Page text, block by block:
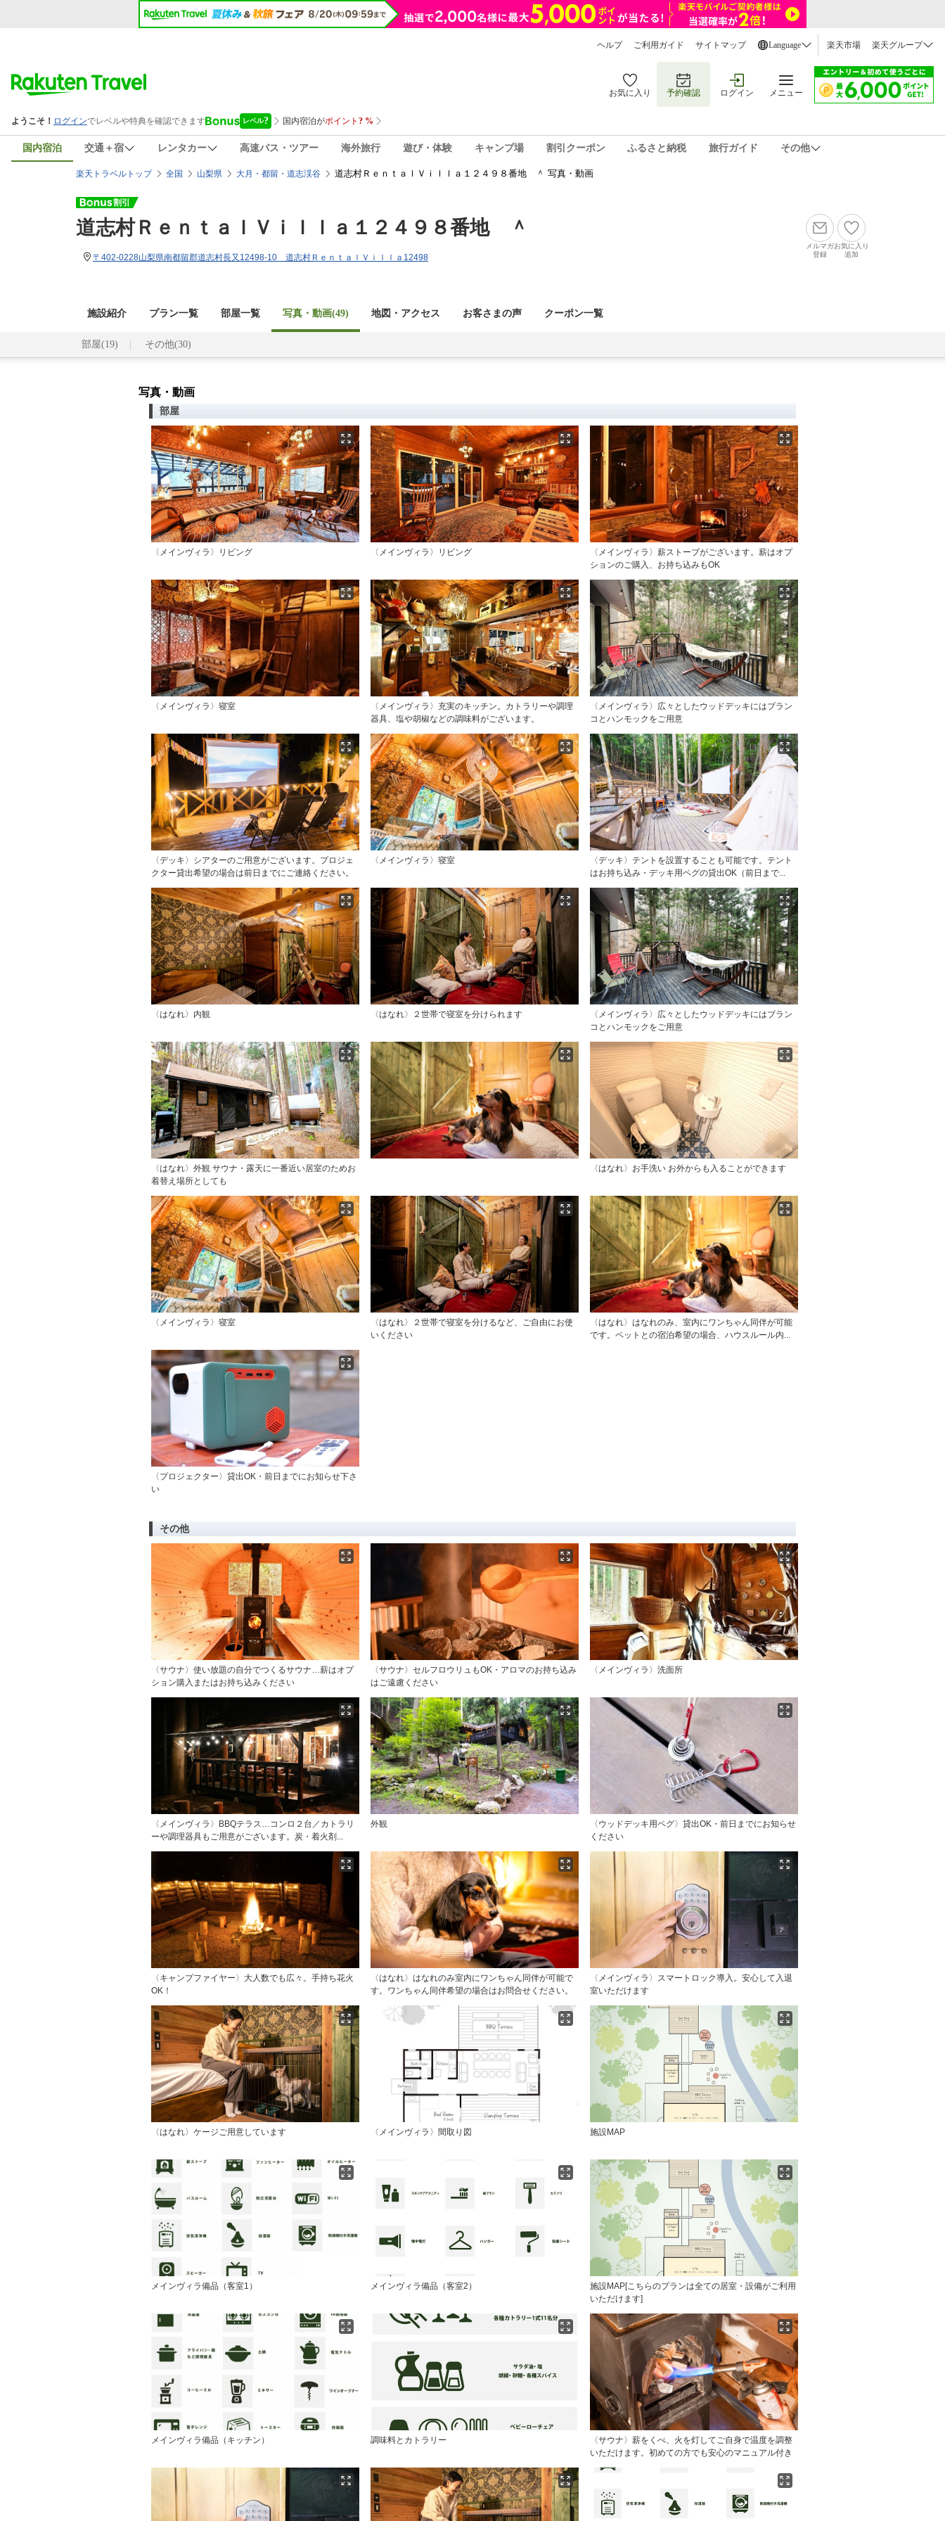
ヘルプ ご利用ガイド サイトマップ Language 楽天市場 楽天グループ
お気に入り 予約確認 ログイン メニュー
国内宿泊 交通＋宿 レンタカー 高速バス・ツアー 海外旅行 遊び・体験 キャンプ場 割引クーポン ふるさと納税 旅行ガイド その他
楽天トラベルトップ 全国 山梨県 大月・都留・道志渓谷 道志村ＲｅｎｔａｌＶｉｌｌａ１２４９８番地 ＾ 写真・動画
道志村ＲｅｎｔａｌＶｉｌｌａ１２４９８番地 ＾
〒402-0228山梨県南都留郡道志村長又12498-10 道志村ＲｅｎｔａｌＶｉｌｌａ12498
メルマガ
登録
お気に入り
追加
施設紹介 プラン一覧 部屋一覧 写真・動画(49) 地図・アクセス お客さまの声 クーポン一覧
部屋(19) その他(30)
写真・動画
部屋
〈メインヴィラ〉リビング 〈メインヴィラ〉リビング
〈メインヴィラ〉薪ストーブがございます。薪はオプ
ションのご購入、お持ち込みもOK
〈メインヴィラ〉寝室
〈メインヴィラ〉充実のキッチン。カトラリーや調理
器具、塩や胡椒などの調味料がございます。
〈メインヴィラ〉広々としたウッドデッキにはブラン
コとハンモックをご用意
〈デッキ〉シアターのご用意がございます。プロジェ
クター貸出希望の場合は前日までにご連絡ください。
〈メインヴィラ〉寝室
〈デッキ〉テントを設置することも可能です。テント
はお持ち込み・デッキ用ペグの貸出OK（前日まで...
〈はなれ〉内観 〈はなれ〉２世帯で寝室を分けられます
〈メインヴィラ〉広々としたウッドデッキにはブラン
コとハンモックをご用意
〈はなれ〉外観 サウナ・露天に一番近い居室のためお
着替え場所としても
〈はなれ〉お手洗い お外からも入ることができます
〈メインヴィラ〉寝室
〈はなれ〉２世帯で寝室を分けるなど、ご自由にお使
いください
〈はなれ〉はなれのみ、室内にワンちゃん同伴が可能
です。ペットとの宿泊希望の場合、ハウスルール内...
〈プロジェクター〉貸出OK・前日までにお知らせ下さ
い
その他
〈サウナ〉使い放題の自分でつくるサウナ…薪はオプ
ション購入またはお持ち込みください
〈サウナ〉セルフロウリュもOK・アロマのお持ち込み
はご遠慮ください
〈メインヴィラ〉洗面所
〈メインヴィラ〉BBQテラス…コンロ２台／カトラリ
ーや調理器具もご用意がございます。炭・着火剤...
外観
〈ウッドデッキ用ペグ〉貸出OK・前日までにお知らせ
ください
〈キャンプファイヤー〉大人数でも広々。手持ち花火
OK！
〈はなれ〉はなれのみ室内にワンちゃん同伴が可能で
す。ワンちゃん同伴希望の場合はお問合せください。
〈メインヴィラ〉スマートロック導入。安心して入退
室いただけます
〈はなれ〉ケージご用意しています 〈メインヴィラ〉間取り図 施設MAP
メインヴィラ備品（客室1） メインヴィラ備品（客室2）
施設MAP[こちらのプランは全ての居室・設備がご利用
いただけます]
メインヴィラ備品（キッチン） 調味料とカトラリー
〈サウナ〉薪をくべ、火を灯してご自身で温度を調整
いただけます。初めての方でも安心のマニュアル付き